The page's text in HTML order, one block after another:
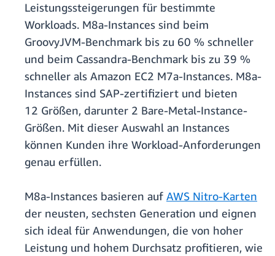
Leistungssteigerungen für bestimmte
Workloads. M8a-Instances sind beim
GroovyJVM-Benchmark bis zu 60 % schneller
und beim Cassandra-Benchmark bis zu 39 %
schneller als Amazon EC2 M7a-Instances. M8a-
Instances sind SAP-zertifiziert und bieten
12 Größen, darunter 2 Bare-Metal-Instance-
Größen. Mit dieser Auswahl an Instances
können Kunden ihre Workload-Anforderungen
genau erfüllen.
M8a-Instances basieren auf AWS Nitro-Karten
der neusten, sechsten Generation und eignen
sich ideal für Anwendungen, die von hoher
Leistung und hohem Durchsatz profitieren, wie